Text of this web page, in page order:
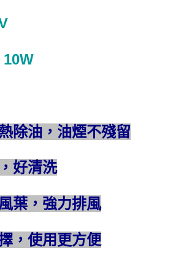
除油，油煙不殘留
好清洗
葉，強力排風
，使用更方便